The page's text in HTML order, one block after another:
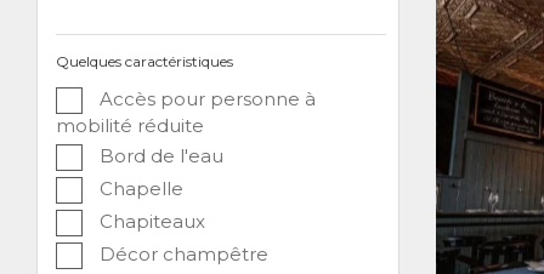
Quelques caractéristiques
Accès pour personne à
mobilité réduite
Bord de l'eau
Chapelle
Chapiteaux
Décor champêtre